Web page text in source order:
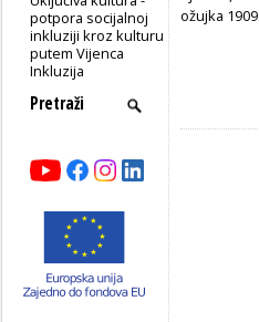
potpora socijalnoj
inkluziji kroz kulturu
putem Vijenca
Inkluzija
ožujka